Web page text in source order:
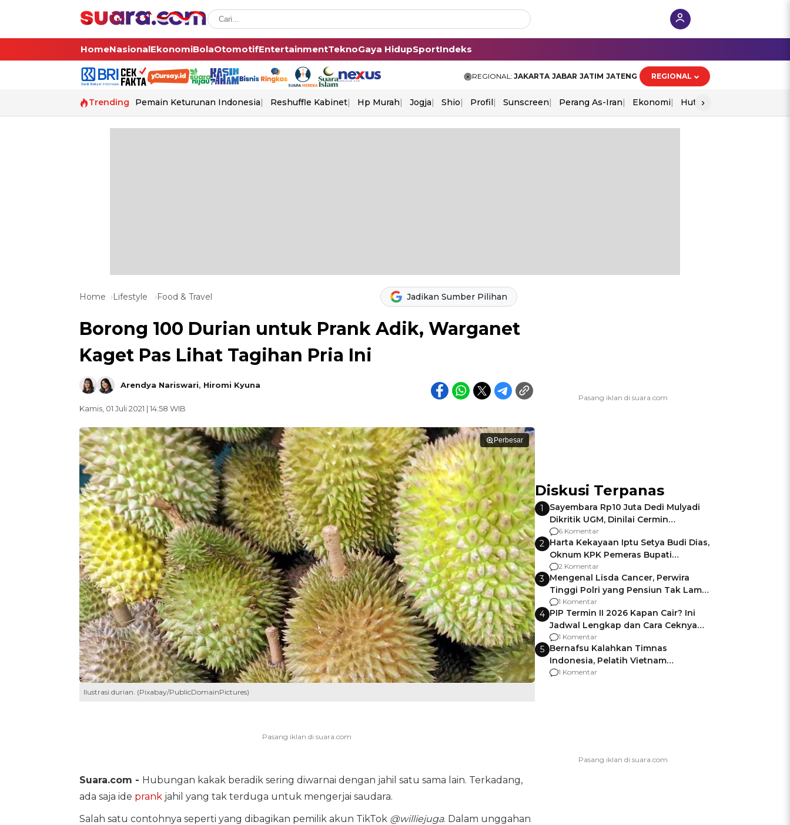
HomeNasionalEkonomiBolaOtomotifEntertainmentTeknoGaya HidupSportIndeks
REGIONAL: JAKARTA JABAR JATIM JATENG REGIONAL
Trending Pemain Keturunan Indonesia Reshuffle Kabinet Hp Murah Jogja Shio Profil Sunscreen Perang As-Iran Ekonomi Hut Ri
›
Home Lifestyle Food & Travel Jadikan Sumber Pilihan
Borong 100 Durian untuk Prank Adik, Warganet
Kaget Pas Lihat Tagihan Pria Ini
Arendya Nariswari, Hiromi Kyuna
Kamis, 01 Juli 2021 | 14:58 WIB
Perbesar
Ilustrasi durian. (Pixabay/PublicDomainPictures)
Suara.com - Hubungan kakak beradik sering diwarnai dengan jahil satu sama lain. Terkadang,
ada saja ide prank jahil yang tak terduga untuk mengerjai saudara.
Salah satu contohnya seperti yang dibagikan pemilik akun TikTok @williejuga. Dalam unggahan
Diskusi Terpanas
1
Sayembara Rp10 Juta Dedi Mulyadi
Dikritik UGM, Dinilai Cermin
Gagalnya Negara Jamin Keamanan
6 Komentar
2 Harta Kekayaan Iptu Setya Budi Dias,
Oknum KPK Pemeras Bupati
Pemalang
2 Komentar
3 Mengenal Lisda Cancer, Perwira
Tinggi Polri yang Pensiun Tak Lama
Usai Jadi Brigjen
1 Komentar
4 PIP Termin II 2026 Kapan Cair? Ini
Jadwal Lengkap dan Cara Ceknya
agar Dana Tidak Hangus!
1 Komentar
5 Bernafsu Kalahkan Timnas
Indonesia, Pelatih Vietnam
Berencana Pakai Jimat di Pakansari
1 Komentar